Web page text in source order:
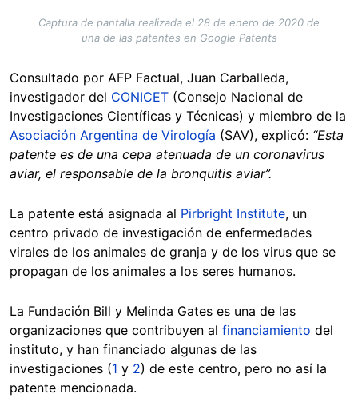
Captura de pantalla realizada el 28 de enero de 2020 de
una de las patentes en Google Patents
Consultado por AFP Factual, Juan Carballeda,
investigador del CONICET (Consejo Nacional de
Investigaciones Científicas y Técnicas) y miembro de la
Asociación Argentina de Virología (SAV), explicó: “Esta
patente es de una cepa atenuada de un coronavirus
aviar, el responsable de la bronquitis aviar”.
La patente está asignada al Pirbright Institute, un
centro privado de investigación de enfermedades
virales de los animales de granja y de los virus que se
propagan de los animales a los seres humanos.
La Fundación Bill y Melinda Gates es una de las
organizaciones que contribuyen al financiamiento del
instituto, y han financiado algunas de las
investigaciones (1 y 2) de este centro, pero no así la
patente mencionada.